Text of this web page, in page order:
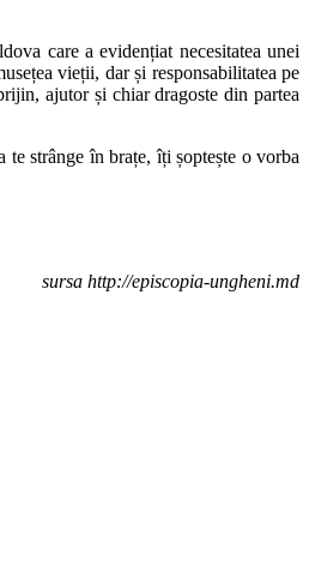
care a evidențiat necesitatea unei
vieții, dar și responsabilitatea pe
ajutor și chiar dragoste din partea
strânge în brațe, îți șoptește o vorba
sursa http://episcopia-ungheni.md